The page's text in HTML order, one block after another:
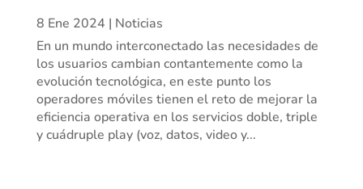
8 Ene 2024 | Noticias
En un mundo interconectado las necesidades de
los usuarios cambian contantemente como la
evolución tecnológica, en este punto los
operadores móviles tienen el reto de mejorar la
eficiencia operativa en los servicios doble, triple
y cuádruple play (voz, datos, video y...